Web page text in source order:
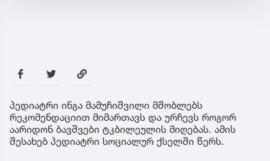
პედიატრი ინგა მამუჩიშვილი მშობლებს
რეკომენდაციით მიმართავს და ურჩევს როგორ
აარიდონ ბავშვები ტკბილეულის მიღებას. ამის
შესახებ პედიატრი სოციალურ ქსელში წერს.